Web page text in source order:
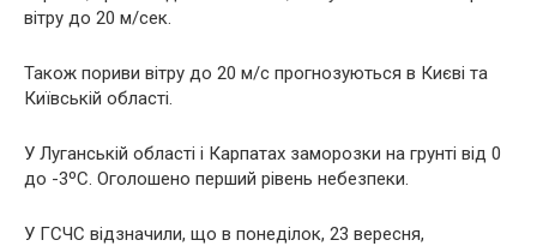
вітру до 20 м/сек.
Також пориви вітру до 20 м/с прогнозуються в Києві та
Київській області.
У Луганській області і Карпатах заморозки на грунті від 0
до -3ºС. Оголошено перший рівень небезпеки.
У ГСЧС відзначили, що в понеділок, 23 вересня,